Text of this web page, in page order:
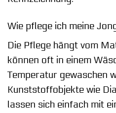
Wie pflege ich meine
Die Pflege hängt vom
können oft in einem
Temperatur gewaschen
Kunststoffobjekte wie
lassen sich einfach mit